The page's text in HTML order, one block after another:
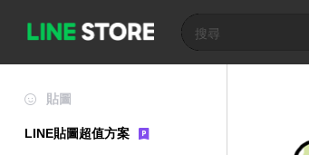
貼圖
LINE貼圖超值方案